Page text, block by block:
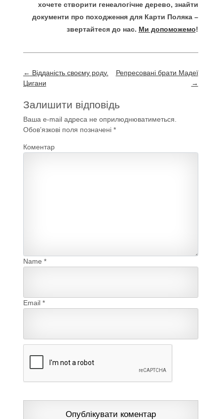
хочете створити генеалогічне дерево, знайти
документи про походження для Карти Поляка –
звертайтеся до нас. Ми допоможемо!
Post
navigation
← Відданість своєму роду.
Цигани
Репресовані брати Мадеї
→
Залишити відповідь
Ваша e-mail адреса не оприлюднюватиметься.
Обов’язкові поля позначені *
Коментар
Name *
Email *